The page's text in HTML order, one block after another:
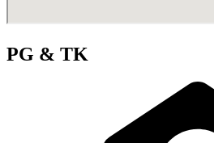
PG & TK